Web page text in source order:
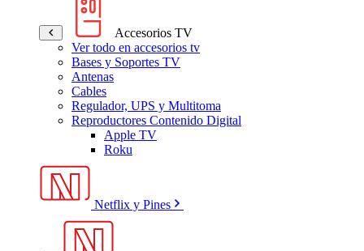
Accesorios TV
Ver todo en accesorios tv
Bases y Soportes TV
Antenas
Cables
Regulador, UPS y Multitoma
Reproductores Contenido Digital
Apple TV
Roku
Netflix y Pines